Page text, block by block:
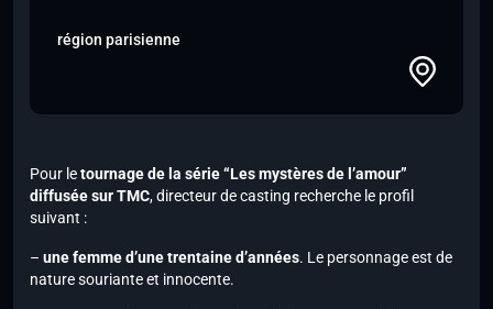
région parisienne
Pour letournage de la série “Les mystères de l’amour”
diffusée surTMC, directeur de casting recherche le profil
suivant :
– une femme d’une trentaine d’années. Le personnage est de
nature souriante et innocente.